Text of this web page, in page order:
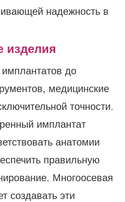
надежность в
изделия
до
медицинские
точности.
имплантат
анатомии
правильную
Многоосевая
создавать эти